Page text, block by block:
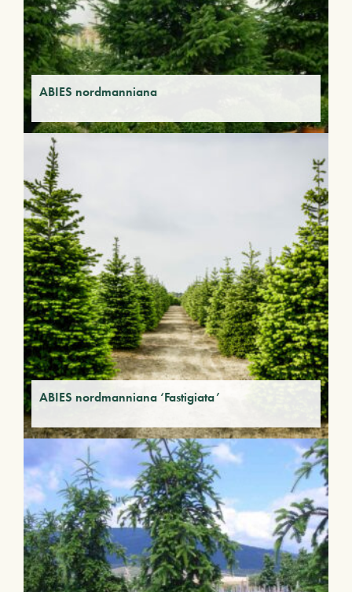
ABIES nordmanniana
ABIES nordmanniana ‘Fastigiata’